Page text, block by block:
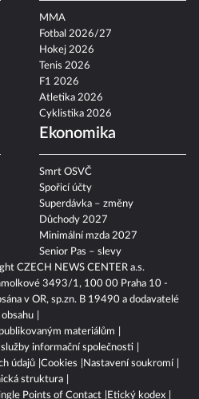
CZECH NEWS CENTER a.s.
3493/1, 100 00 Praha 10 -
v OR, sp.zn. B 19490 a dodavatelé
obsahu
materiálům
informační společnosti
údajů Cookies
Nastavení soukromí
struktura
Points of Contact
Etický kodex
MMA
Fotbal 2026/27
Hokej 2026
Tenis 2026
F1 2026
Atletika 2026
Cyklistika 2026
Ekonomika
Smrt OSVČ
Spořicí účty
Superdávka – změny
Důchody 2027
Minimální mzda 2027
Senior Pas – slevy